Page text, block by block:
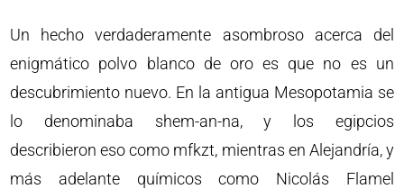
Un hecho verdaderamente asombroso acerca del
enigmático polvo blanco de oro es que no es un
descubrimiento nuevo. En la antigua Mesopotamia se
lo denominaba shem-an-na, y los egipcios
describieron eso como mfkzt, mientras en Alejandría, y
más adelante químicos como Nicolás Flamel